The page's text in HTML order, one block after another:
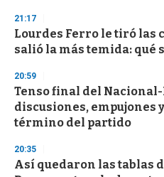
21:17
Lourdes Ferro le tiró las
salió la más temida: qué
20:59
Tenso final del
discusiones, empujones
término del partido
20:35
Así quedaron las tablas